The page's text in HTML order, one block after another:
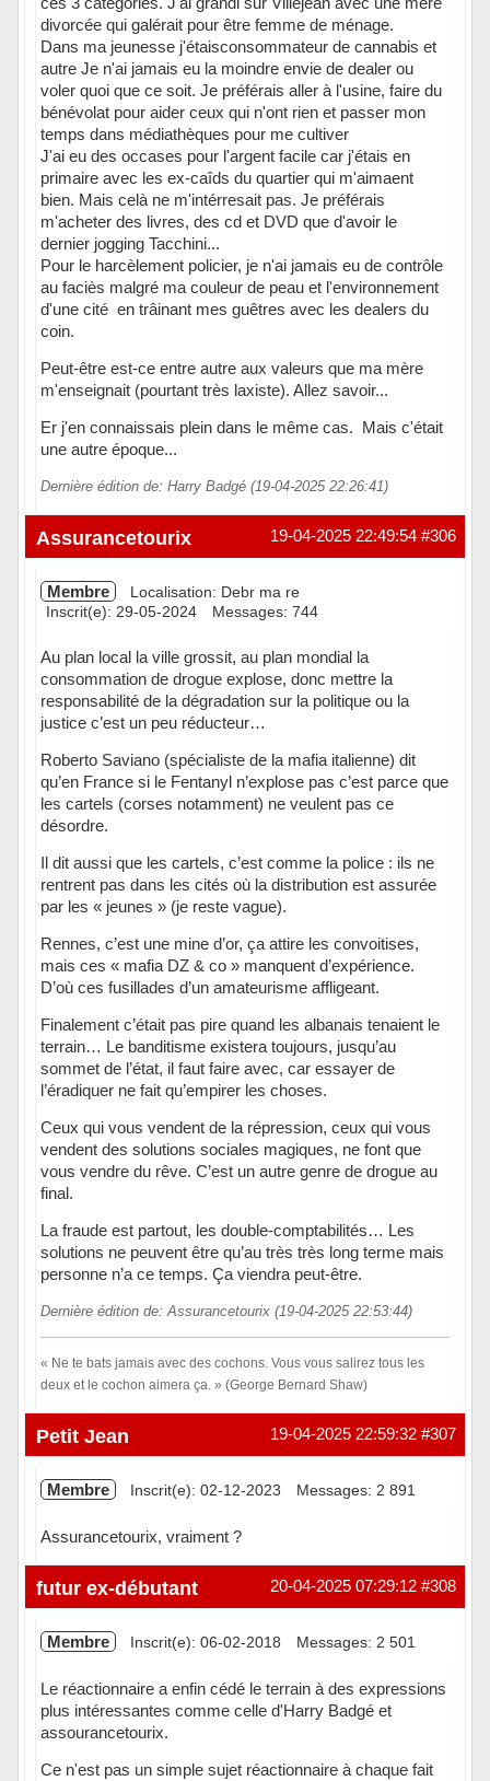
divorcée qui galérait pour être femme de ménage.
Dans ma jeunesse j'étaisconsommateur de cannabis et
autre Je n'ai jamais eu la moindre envie de dealer ou
voler quoi que ce soit. Je préférais aller à l'usine, faire du
bénévolat pour aider ceux qui n'ont rien et passer mon
temps dans médiathèques pour me cultiver
J'ai eu des occases pour l'argent facile car j'étais en
primaire avec les ex-caîds du quartier qui m'aimaent
bien. Mais celà ne m'intérresait pas. Je préférais
m'acheter des livres, des cd et DVD que d'avoir le
dernier jogging Tacchini...
Pour le harcèlement policier, je n'ai jamais eu de contrôle
au faciès malgré ma couleur de peau et l'environnement
d'une cité en trâinant mes guêtres avec les dealers du
coin.
Peut-être est-ce entre autre aux valeurs que ma mère
m'enseignait (pourtant très laxiste). Allez savoir...
Er j'en connaissais plein dans le même cas. Mais c'était
une autre époque...
Dernière édition de: Harry Badgé (19-04-2025 22:26:41)
Hors ligne #306
19-04-2025 22:49:54
Assurancetourix
Membre
Localisation: Debr ma re
Inscrit(e): 29-05-2024
Messages: 744
Au plan local la ville grossit, au plan mondial la
consommation de drogue explose, donc mettre la
responsabilité de la dégradation sur la politique ou la
justice c’est un peu réducteur…
Roberto Saviano (spécialiste de la mafia italienne) dit
qu’en France si le Fentanyl n’explose pas c’est parce que
les cartels (corses notamment) ne veulent pas ce
désordre.
Il dit aussi que les cartels, c’est comme la police : ils ne
rentrent pas dans les cités où la distribution est assurée
par les « jeunes » (je reste vague).
Rennes, c’est une mine d’or, ça attire les convoitises,
mais ces « mafia DZ & co » manquent d’expérience.
D’où ces fusillades d’un amateurisme affligeant.
Finalement c’était pas pire quand les albanais tenaient le
terrain… Le banditisme existera toujours, jusqu’au
sommet de l’état, il faut faire avec, car essayer de
l’éradiquer ne fait qu’empirer les choses.
Ceux qui vous vendent de la répression, ceux qui vous
vendent des solutions sociales magiques, ne font que
vous vendre du rêve. C’est un autre genre de drogue au
final.
La fraude est partout, les double-comptabilités… Les
solutions ne peuvent être qu’au très très long terme mais
personne n’a ce temps. Ça viendra peut-être.
Dernière édition de: Assurancetourix (19-04-2025 22:53:44)
« Ne te bats jamais avec des cochons. Vous vous salirez tous les
deux et le cochon aimera ça. » (George Bernard Shaw)
Hors ligne #307
19-04-2025 22:59:32
Petit Jean
Membre Inscrit(e): 02-12-2023 Messages: 2 891
Assurancetourix, vraiment ?
Hors ligne #308
20-04-2025 07:29:12
futur ex-débutant
Membre Inscrit(e): 06-02-2018 Messages: 2 501
Le réactionnaire a enfin cédé le terrain à des expressions
plus intéressantes comme celle d'Harry Badgé et
assourancetourix.
Ce n'est pas un simple sujet réactionnaire à chaque fait